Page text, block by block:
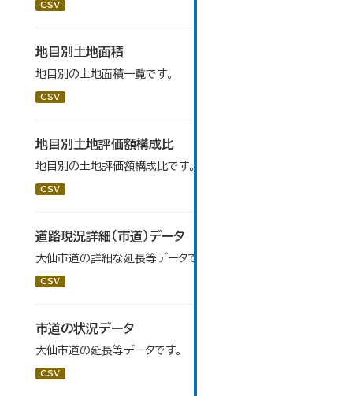
CSV
地目別土地面積
地目別の土地面積一覧です。
CSV
地目別土地評価額構成比
地目別の土地評価額構成比です。
CSV
道路現況詳細（市道）データ
大仙市道の詳細な延長等データです。
CSV
市道の状況データ
大仙市道の延長等データです。
CSV